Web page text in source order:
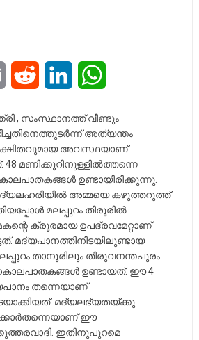
Email Reddit LinkedIn
, സംസ്ഥാനത്ത് വീണ്ടും
അത്യന്തം
അവസ്ഥയാണ്
48 മണിക്കൂറിനുള്ളില്‍ത്തന്നെ
ഉണ്ടായിരിക്കുന്നു.
മദ്യലഹരിയില്‍ അമ്മയെ കഴുത്തറുത്ത്
മലപ്പുറം തിരൂരില്‍
ക്രൂരമായ ഉപദ്രവമേറ്റാണ്
മദ്യപാനത്തിനിടയിലുണ്ടായ
താനൂരിലും തിരുവനന്തപുരം
ഉണ്ടായത്. ഈ 4
തന്നെയാണ്
മദ്യലഭ്യതയ്ക്കു
ഈ
ഇതിനുപുറമെ